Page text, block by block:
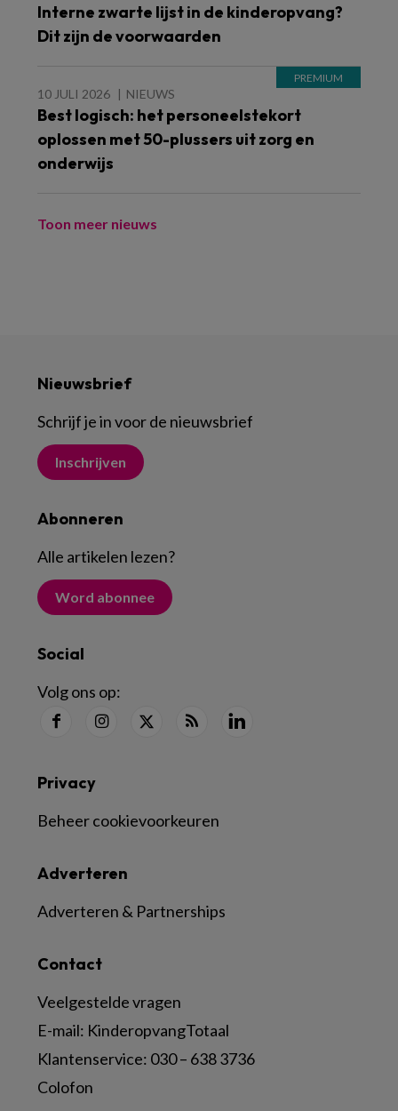
Interne zwarte lijst in de kinderopvang?
Dit zijn de voorwaarden
10 JULI 2026 NIEUWS
Best logisch: het personeelstekort
oplossen met 50-plussers uit zorg en
onderwijs
Toon meer nieuws
Nieuwsbrief
Schrijf je in voor de nieuwsbrief
Inschrijven
Abonneren
Alle artikelen lezen?
Word abonnee
Social
Volg ons op:
Contact
Veelgestelde vragen
E-mail: KinderopvangTotaal
Klantenservice: 030 – 638 3736
Colofon
Adverteren
Adverteren & Partnerships
Privacy
Beheer cookievoorkeuren